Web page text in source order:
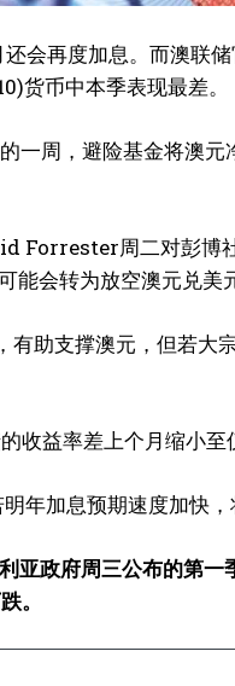
会再度加息。而澳联
货币中本季表现最差。
一周，避险基金将澳
Forrester周二对彭博
会转为放空澳元兑美
助支撑澳元，但若大
益率差上个月缩小至
加息预期速度加快，
亚政府周三公布的第
。